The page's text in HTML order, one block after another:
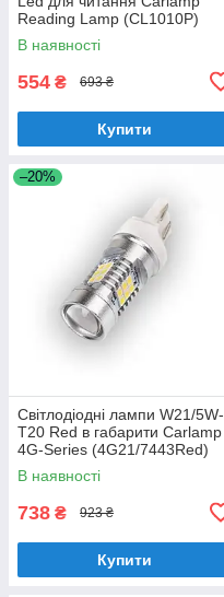
Reading Lamp (CL1010P)
В наявності
554 ₴ 693 ₴
Купити
–20%
Світлодіодні лампи W21/5W-
T20 Red в габарити Carlamp
4G-Series (4G21/7443Red)
В наявності
738 ₴ 923 ₴
Купити